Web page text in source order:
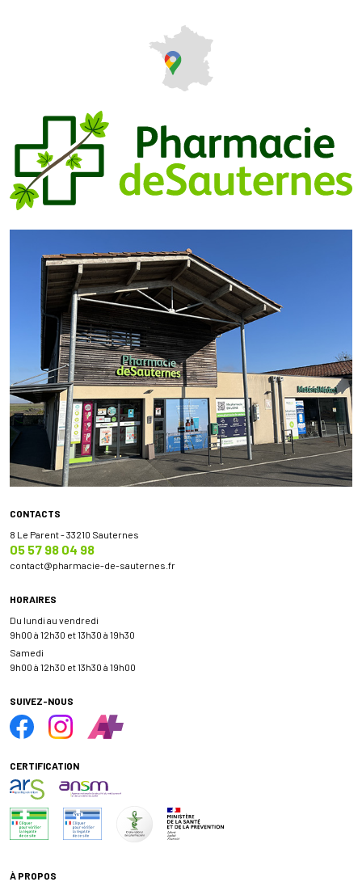
CONTACTS
8 Le Parent - 33210 Sauternes
05 57 98 04 98
contact@pharmacie-de-sauternes.fr
HORAIRES
Du lundi au vendredi
9h00 à 12h30 et 13h30 à 19h30
Samedi
9h00 à 12h30 et 13h30 à 19h00
SUIVEZ-NOUS
CERTIFICATION
À PROPOS